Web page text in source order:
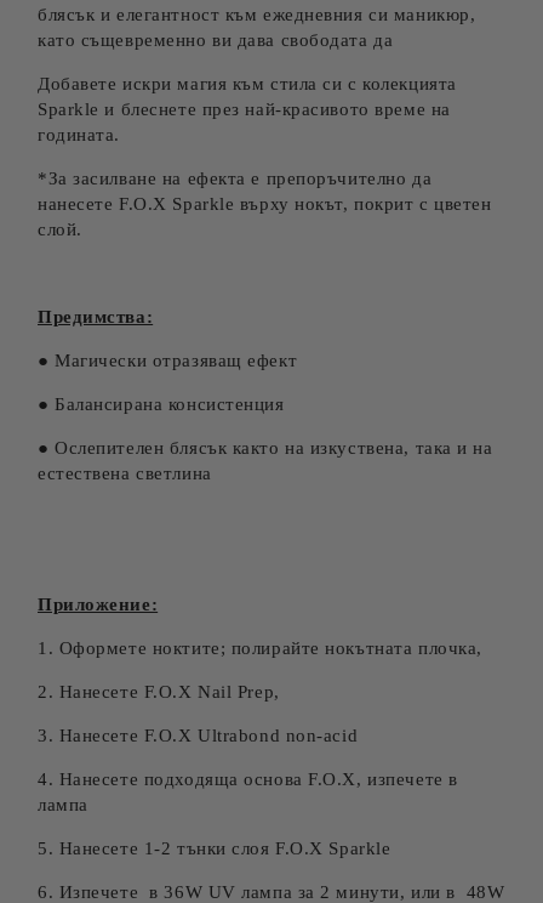
блясък и елегантност към ежедневния си маникюр,
като същевременно ви дава свободата да
Добавете искри магия към стила си с колекцията
Sparkle и блеснете през най-красивото време на
годината.
*За засилване на ефекта е препоръчително да
нанесете F.O.X Sparkle върху нокът, покрит с цветен
слой.
Предимства:
● Магически отразяващ ефект
● Балансирана консистенция
● Ослепителен блясък както на изкуствена, така и на
естествена светлина
Приложение:
1. Оформете ноктите; полирайте нокътната плочка,
2. Нанесете F.O.X Nail Prep,
3. Нанесете F.O.X Ultrabond non-acid
4. Нанесете подходящa основа F.O.X, изпечете в
лампа
5. Нанесете 1-2 тънки слоя F.O.X Sparkle
6. Изпечете в 36W UV лампа за 2 минути, или в 48W